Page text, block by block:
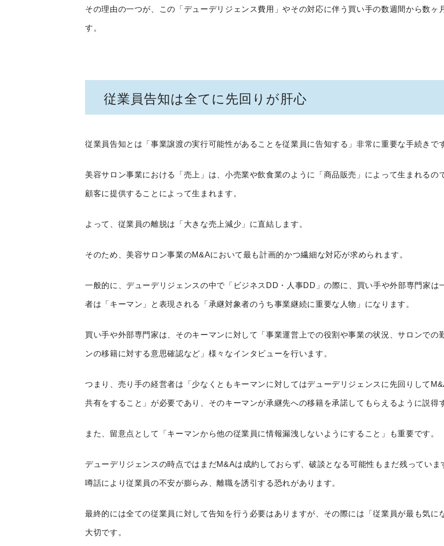
その理由の一つが、この「デューデリジェンス費用」やその対応に伴う買い手の数週間から数ヶ
す。
従業員告知は全てに先回りが肝心
従業員告知とは「事業譲渡の実行可能性があることを従業員に告知する」非常に重要な手続きで
美容サロン事業における「売上」は、小売業や飲食業のように「商品販売」によって生まれるの
顧客に提供することによって生まれます。
よって、従業員の離脱は「大きな売上減少」に直結します。
そのため、美容サロン事業のM&Aにおいて最も計画的かつ繊細な対応が求められます。
一般的に、デューデリジェンスの中で「ビジネス DD ・人事DD 」の際に、買い手や外部専門家
者は「キーマン」と表現される「承継対象者のうち事業継続に重要な人物」になります。
買い手や外部専門家は、そのキーマンに対して「事業運営上での役割や事業の状況、サロンでの
ンの移籍に対する意思確認など」様々なインタビューを行います。
つまり、売り手の経営者は「少なくともキーマンに対してはデューデリジェンスに先回りして
共有をすること」が必要であり、そのキーマンが承継先への移籍を承諾してもらえるように説得
また、留意点として「キーマンから他の従業員に情報漏洩しないようにすること」も重要です。
デューデリジェンスの時点ではまだM&Aは成約しておらず、破談となる可能性もまだ残ってい
噂話により従業員の不安が膨らみ、離職を誘引する恐れがあります。
最終的には全ての従業員に対して告知を行う必要はありますが、その際には「従業員が最も気に
大切です。